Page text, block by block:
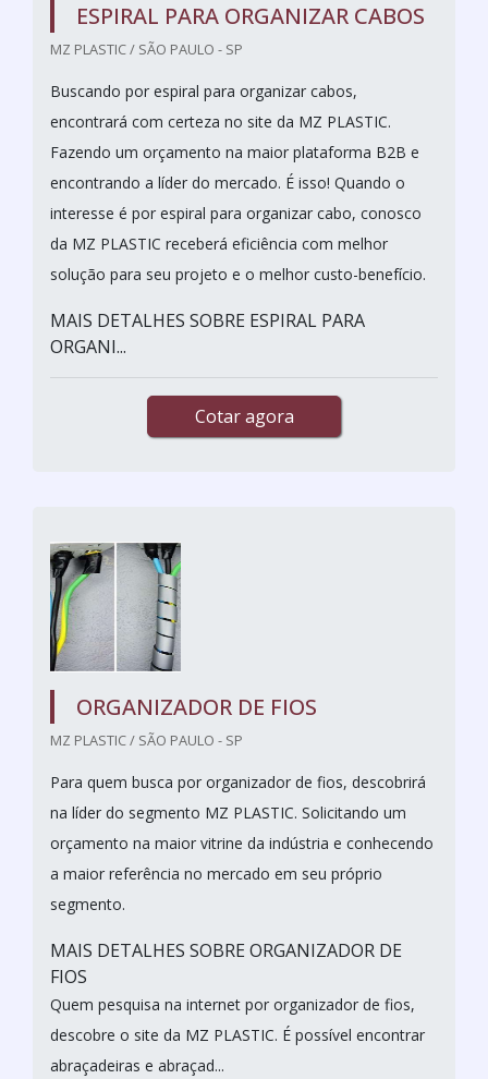
ESPIRAL PARA ORGANIZAR CABOS
MZ PLASTIC / SÃO PAULO - SP
Buscando por espiral para organizar cabos,
encontrará com certeza no site da MZ PLASTIC.
Fazendo um orçamento na maior plataforma B2B e
encontrando a líder do mercado. É isso! Quando o
interesse é por espiral para organizar cabo, conosco
da MZ PLASTIC receberá eficiência com melhor
solução para seu projeto e o melhor custo-benefício.
MAIS DETALHES SOBRE ESPIRAL PARA
ORGANI...
Cotar agora
ORGANIZADOR DE FIOS
MZ PLASTIC / SÃO PAULO - SP
Para quem busca por organizador de fios, descobrirá
na líder do segmento MZ PLASTIC. Solicitando um
orçamento na maior vitrine da indústria e conhecendo
a maior referência no mercado em seu próprio
segmento.
MAIS DETALHES SOBRE ORGANIZADOR DE
FIOS
Quem pesquisa na internet por organizador de fios,
descobre o site da MZ PLASTIC. É possível encontrar
abraçadeiras e abraçad...